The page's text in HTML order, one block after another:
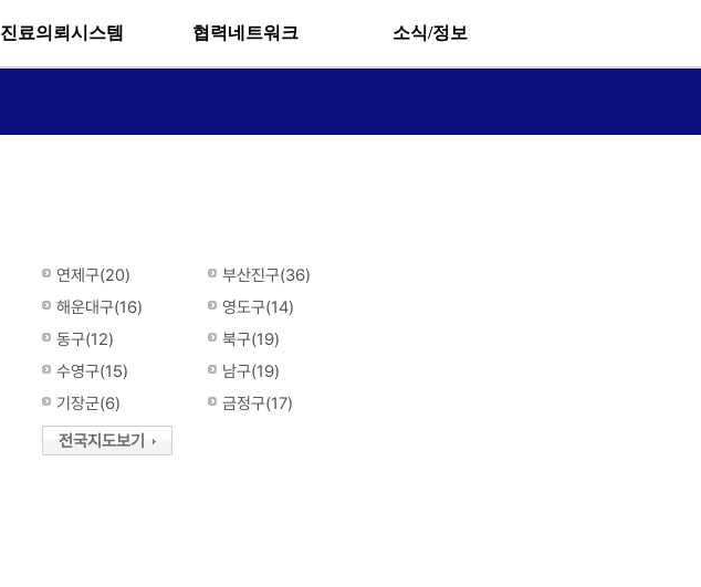
진료의뢰시스템 협력네트워크 소식/정보
연제구(20)
부산진구(36)
해운대구(16)
영도구(14)
동구(12)
북구(19)
수영구(15)
남구(19)
기장군(6)
금정구(17)
전국지도보기